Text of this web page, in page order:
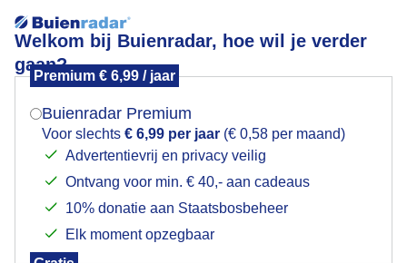
Welkom bij Buienradar, hoe wil je verder
gaan?
Premium € 6,99 / jaar
Buienradar Premium
Voor slechts € 6,99 per jaar (€ 0,58 per maand)
Advertentievrij en privacy veilig
Ontvang voor min. € 40,- aan cadeaus
10% donatie aan Staatsbosbeheer
Elk moment opzegbaar
Vriendelijke stapelwolken.
Mogen we je locatie gebruiken voor het
Indien je hier nog geen akkoord op hebt gegeven,
verschijnt er zo een pop-up uit je browser waarin